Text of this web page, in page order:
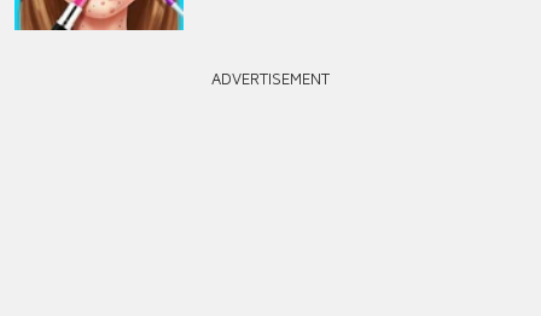
ADVERTISEMENT